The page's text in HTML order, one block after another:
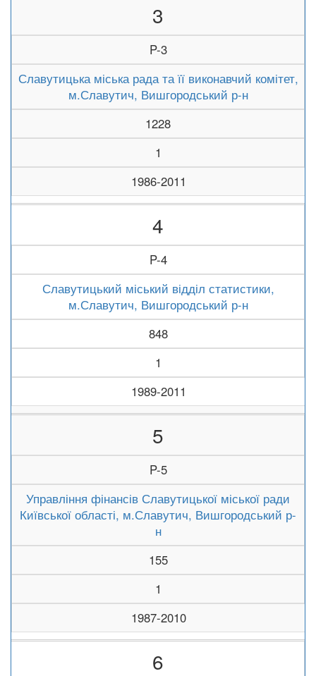
3
P-3
Славутицька міська рада та її виконавчий комітет,
м.Славутич, Вишгородський р-н
1228
1
1986-2011
4
P-4
Славутицький міський відділ статистики,
м.Славутич, Вишгородський р-н
848
1
1989-2011
5
P-5
Управління фінансів Славутицької міської ради
Київської області, м.Славутич, Вишгородський р-
н
155
1
1987-2010
6